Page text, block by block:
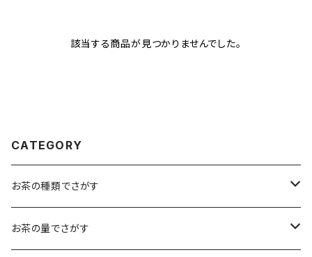
該当する商品が見つかりませんでした。
CATEGORY
お茶の種類でさがす
煎茶
お茶の量でさがす